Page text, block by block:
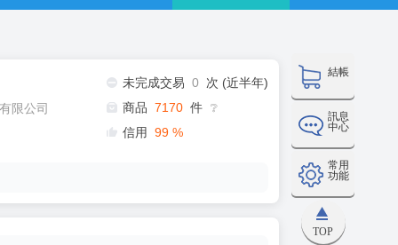
結帳
訊息
中心
常用
功能
TOP
限公司
未完成交易 0
次 (近半年)
商品 7170 件 ❔
信用 99 %